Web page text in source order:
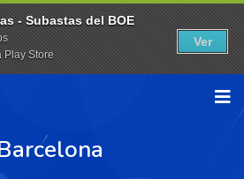
- Subastas del BOE
Play Store
Ver